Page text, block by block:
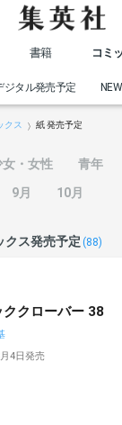
書籍 コミ
ジタル発売予定
クス 紙 発売予定
女・女性
青年
9月 10月
クス発売予定 (88)
ククローバー 38
4日発売